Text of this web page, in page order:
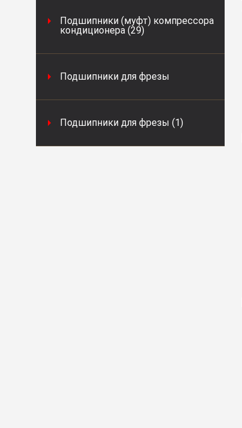
Подшипники (муфт) компрессора
кондиционера (29)
Подшипники для фрезы
Подшипники для фрезы (1)